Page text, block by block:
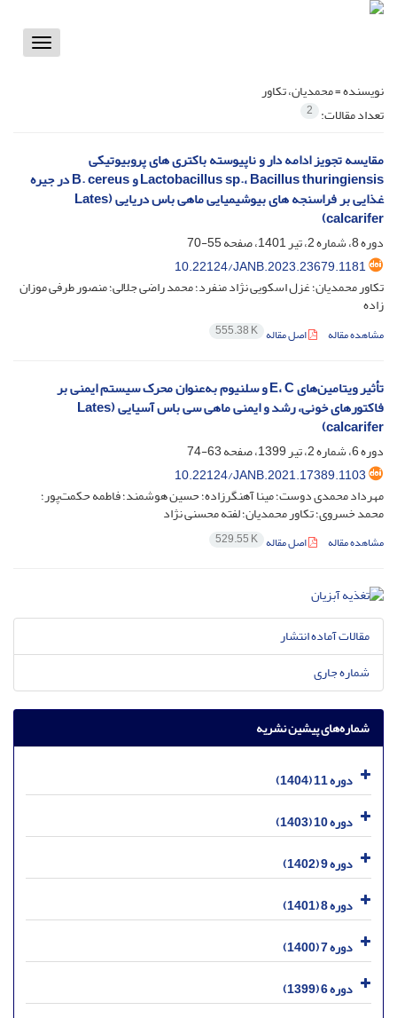
Toggle
نویسنده =محمدیان، تکاور
تعداد مقالات: 2
مقایسه تجویز ادامه دار و ناپیوسته باکتری های پروبیوتیکی
Lactobacillus sp.، Bacillus thuringiensis و B. cereus در جیره
غذایی بر فراسنجه های بیوشیمیایی ماهی ‌باس دریایی (Lates
calcarifer)
دوره 8، شماره 2، تیر 1401، صفحه
55-70
10.22124/JANB.2023.23679.1181
تکاور محمدیان؛ غزل اسکویی نژاد منفرد؛ محمد راضی جلالی؛ منصور طرفی موزان
زاده
مشاهده مقاله اصل مقاله 555.38 K
تأثیر ویتامین‌های E، C و سلنیوم به‌عنوان محرک سیستم ایمنی بر
فاکتورهای خونی، رشد و ایمنی ماهی سی باس آسیایی (Lates
calcarifer)
دوره 6، شماره 2، تیر 1399، صفحه
63-74
10.22124/JANB.2021.17389.1103
مهرداد محمدی دوست؛ مینا آهنگرزاده؛ حسین هوشمند؛ فاطمه حکمت‌پور؛
محمد خسروی؛ تکاور محمدیان؛ لفته محسنی نژاد
مشاهده مقاله اصل مقاله 529.55 K
مقالات آماده انتشار
شماره جاری
شماره‌های پیشین نشریه
دوره 11 (1404)
دوره 10 (1403)
دوره 9 (1402)
دوره 8 (1401)
دوره 7 (1400)
دوره 6 (1399)